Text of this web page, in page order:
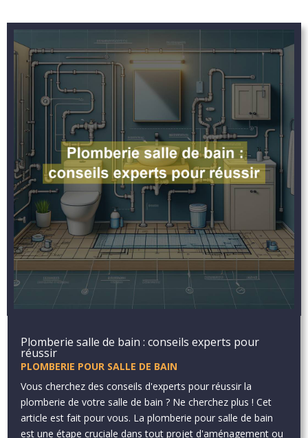
Plomberie salle de bain : conseils experts pour
réussir
PLOMBERIE POUR SALLE DE BAIN
Vous cherchez des conseils d'experts pour réussir la
plomberie de votre salle de bain ? Ne cherchez plus ! Cet
article est fait pour vous. La plomberie pour salle de bain
est une étape cruciale dans tout projet d'aménagement ou